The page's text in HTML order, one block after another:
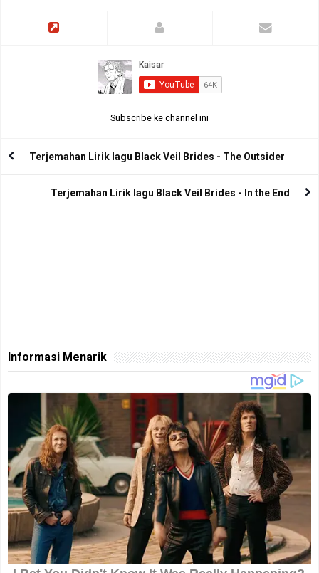
Subscribe ke channel ini
Terjemahan Lirik lagu Black Veil Brides - The Outsider
Terjemahan Lirik lagu Black Veil Brides - In the End
Informasi Menarik